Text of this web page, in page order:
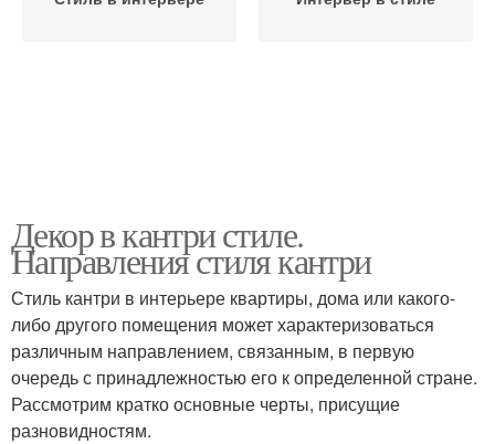
Декор в кантри стиле.
Направления стиля кантри
Стиль кантри в интерьере квартиры, дома или какого-
либо другого помещения может характеризоваться
различным направлением, связанным, в первую
очередь с принадлежностью его к определенной стране.
Рассмотрим кратко основные черты, присущие
разновидностям.